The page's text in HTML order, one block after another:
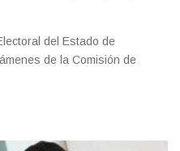
del Estado de
de la Comisión de